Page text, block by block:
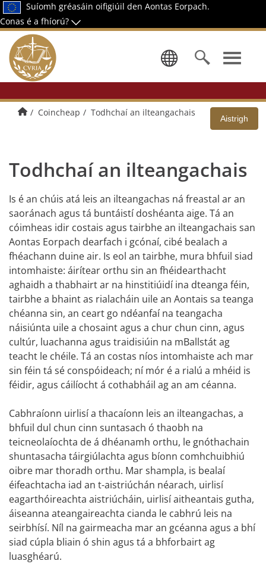
Suíomh gréasáin oifigiúil den Aontas Eorpach.
Conas é a fhíorú?
BaileCoincheap Todhchaí an ilteangachais
Aistrigh
Todhchaí an ilteangachais
Is é an chúis atá leis an ilteangachas ná freastal ar an
saoránach agus tá buntáistí doshéanta aige. Tá an
cóimheas idir costais agus tairbhe an ilteangachais san
Aontas Eorpach dearfach i gcónaí, cibé bealach a
fhéachann duine air. Is eol an tairbhe, mura bhfuil siad
intomhaiste: áirítear orthu sin an fhéidearthacht
aghaidh a thabhairt ar na hinstitiúidí ina dteanga féin,
tairbhe a bhaint as rialacháin uile an Aontais sa teanga
chéanna sin, an ceart go ndéanfaí na teangacha
náisiúnta uile a chosaint agus a chur chun cinn, agus
cultúr, luachanna agus traidisiúin na mBallstát ag
teacht le chéile. Tá an costas níos intomhaiste ach mar
sin féin tá sé conspóideach; ní mór é a rialú a mhéid is
féidir, agus cáilíocht á cothabháil ag an am céanna.
Cabhraíonn uirlisí a thacaíonn leis an ilteangachas, a
bhfuil dul chun cinn suntasach ó thaobh na
teicneolaíochta de á dhéanamh orthu, le gnóthachain
shuntasacha táirgiúlachta agus bíonn comhchuibhiú
oibre mar thoradh orthu. Mar shampla, is bealaí
éifeachtacha iad an t-aistriúchán néarach, uirlisí
eagarthóireachta aistriúcháin, uirlisí aitheantais gutha,
áiseanna ateangaireachta cianda le cabhrú leis na
seirbhísí. Níl na gairmeacha mar an gcéanna agus a bhí
siad cúpla bliain ó shin agus tá a bhforbairt ag
luasghéarú.